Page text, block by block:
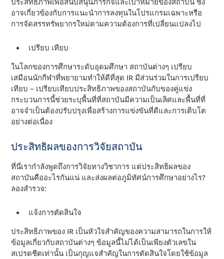
ประสิทธิภาพเพื่อสนับสนุนภารกิจและเป้าหมายของสถาบัน ซึ่ง
อาจเกี่ยวข้องกับการแนะนําการลงทุนในโปรแกรมเฉพาะหรือ
การจัดสรรทรัพยากรใหม่ตามความต้องการที่เปลี่ยนแปลงไป
เปรียบ เทียบ
ในโลกของการศึกษาระดับอุดมศึกษา สถาบันต่างๆ เปรียบ
เสมือนนักกีฬาที่พยายามทําให้ดีที่สุด IR มีส่วนร่วมในการเปรียบ
เทียบ – เปรียบเทียบประสิทธิภาพของสถาบันกับของคู่แข่ง
กระบวนการนี้ช่วยระบุพื้นที่ที่สถาบันมีความเป็นเลิศและพื้นที่ที่
อาจจําเป็นต้องปรับปรุงเพื่อสร้างการแข่งขันที่ดีและการเติบโต
อย่างต่อเนื่อง
ประสิทธิผลของการวิจัยสถาบัน
ที่นี่เรากําลังพูดถึงการวิจัยทางวิชาการ แต่ประสิทธิผลของ
สถาบันคืออะไรกันแน่ และส่งผลต่อภูมิทัศน์การศึกษาอย่างไร?
ลองสํารวจ:
แจ้งการตัดสินใจ
ประสิทธิภาพของ IR เป็นหัวใจสําคัญของความสามารถในการให้
ข้อมูลเกี่ยวกับสถาบันต่างๆ ข้อมูลนี้ไม่ได้เป็นเพียงตัวเลขใน
สเปรดชีตเท่านั้น เป็นกุญแจสําคัญในการตัดสินใจโดยใช้ข้อมูล